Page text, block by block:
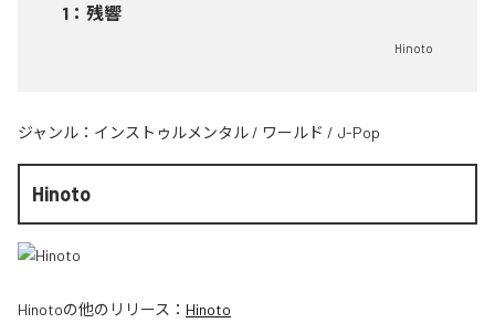
1 ： 残響
Hinoto
ジャンル： インストゥルメンタル / ワールド / J-Pop
Hinoto
Hinotoの他のリリース： Hinoto